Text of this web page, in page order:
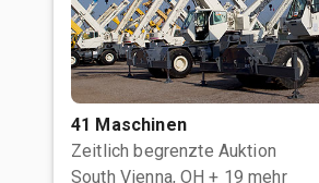
41 Maschinen
Zeitlich begrenzte Auktion
South Vienna, OH + 19 mehr